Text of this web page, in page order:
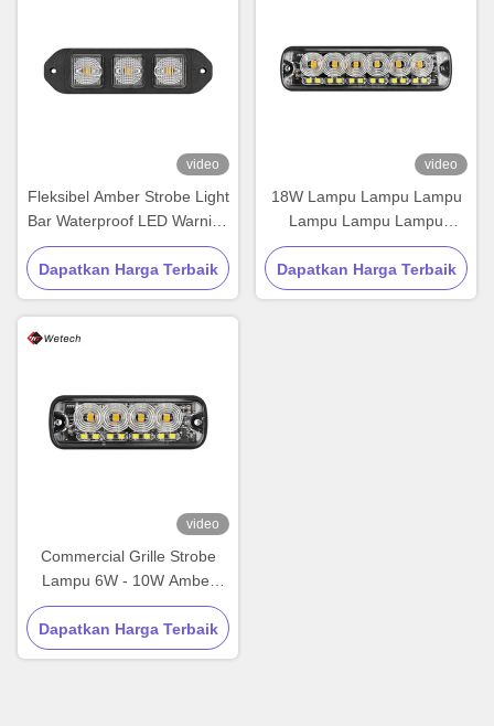
video
Fleksibel Amber Strobe Light
Bar Waterproof LED Warning
Light Bar 9W
Dapatkan Harga Terbaik
video
18W Lampu Lampu Lampu
Lampu Lampu Lampu
Lampu Lampu Lampu
Lampu Lampu Lampu
Lampu Lampu Lampu
Dapatkan Harga Terbaik
video
Commercial Grille Strobe
Lampu 6W - 10W Amber
Strobe Lampu Untuk Truk
Dapatkan Harga Terbaik